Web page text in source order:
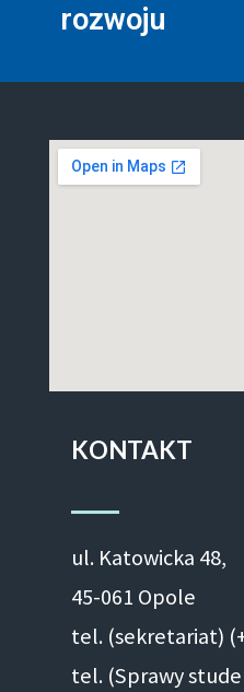
rozwoju
KONTAKT
ul. Ka­to­wic­ka 48,
45-061 Opole
tel. (sekretariat)
tel. (Sprawy